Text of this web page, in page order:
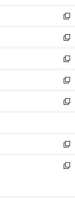
開
く
ウ
で
開
く
ン
ド
ウ
で
開
く
ウ
ィ
ン
ド
ウ
で
開
く
新
し
い
ウ
ィ
ン
ド
ウ
で
開
新
し
い
ウ
ィ
ン
ド
ウ
開
く
新
し
い
ウ
ィ
ン
ウ
で
開
く
新
し
い
ウ
ン
ド
ウ
で
新
し
ウ
ィ
ン
ド
開
新
し
い
ン
新
ウ